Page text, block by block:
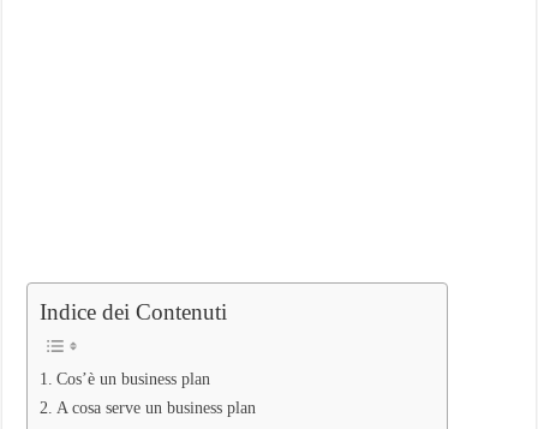
Indice dei Contenuti
Cos’è un business plan
A cosa serve un business plan